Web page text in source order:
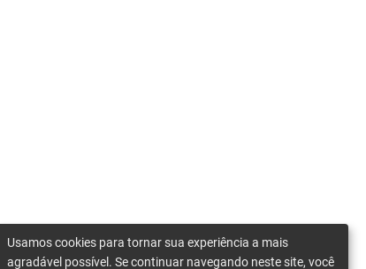
Usamos cookies para tornar sua experiência a mais
agradável possível. Se continuar navegando neste site, você